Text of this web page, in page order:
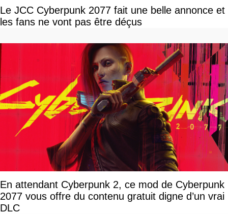
Le JCC Cyberpunk 2077 fait une belle annonce et
les fans ne vont pas être déçus
En attendant Cyberpunk 2, ce mod de Cyberpunk
2077 vous offre du contenu gratuit digne d’un vrai
DLC